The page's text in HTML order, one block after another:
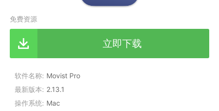
免费资源
立即下载
软件名称 Movist Pro
最新版本
2.13.1
操作系统
Mac